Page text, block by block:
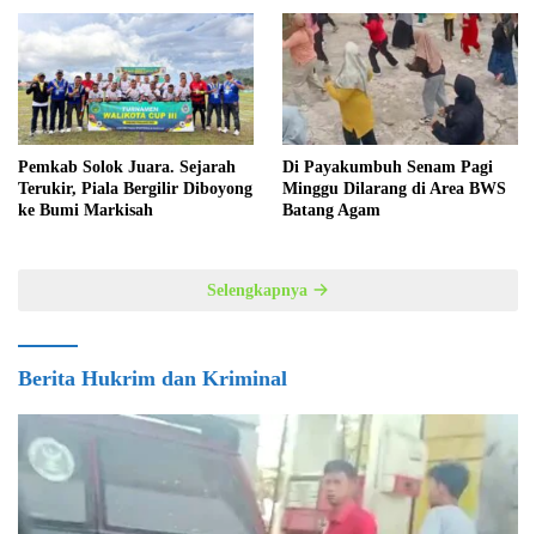
Pemkab Solok Juara. Sejarah
Terukir, Piala Bergilir Diboyong
ke Bumi Markisah
Di Payakumbuh Senam Pagi
Minggu Dilarang di Area BWS
Batang Agam
Selengkapnya
Berita Hukrim dan Kriminal